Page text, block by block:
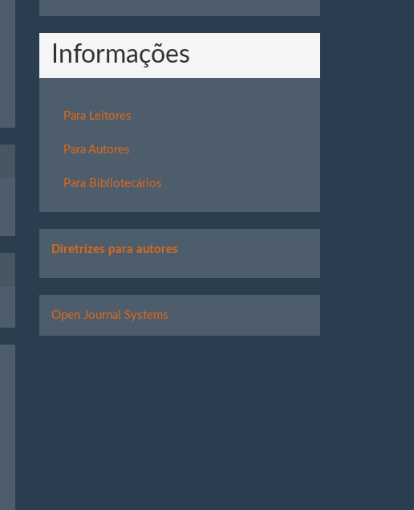
Informações
Para Leitores
Para Autores
Para Bibliotecários
Links
úteis
Diretrizes para autores
Desenvolvido
por
Open Journal Systems